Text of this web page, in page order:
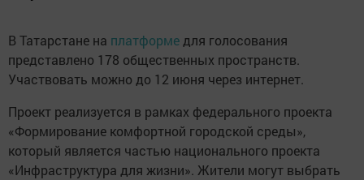
В Татарстане на платформедля голосования
представлено 178 общественных пространств.
Участвовать можно до 12 июня через интернет.
Проект реализуется в рамках федерального проекта
«Формирование комфортной городской среды»,
который является частью национального проекта
«Инфраструктура для жизни». Жители могут выбрать